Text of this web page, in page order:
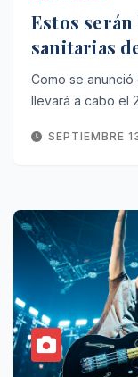
Estos
sanitarias
Como se anunció
llevará a cabo el
SEPTIEMBRE